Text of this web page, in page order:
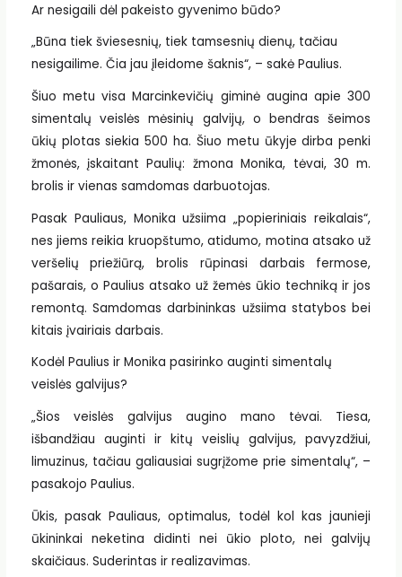
Ar nesigaili dėl pakeisto gyvenimo būdo?
„Būna tiek šviesesnių, tiek tamsesnių dienų, tačiau
nesigailime. Čia jau įleidome šaknis“, – sakė Paulius.
Šiuo metu visa Marcinkevičių giminė augina apie 300
simentalų veislės mėsinių galvijų, o bendras šeimos
ūkių plotas siekia 500 ha. Šiuo metu ūkyje dirba penki
žmonės, įskaitant Paulių: žmona Monika, tėvai, 30 m.
brolis ir vienas samdomas darbuotojas.
Pasak Pauliaus, Monika užsiima „popieriniais reikalais“,
nes jiems reikia kruopštumo, atidumo, motina atsako už
veršelių priežiūrą, brolis rūpinasi darbais fermose,
pašarais, o Paulius atsako už žemės ūkio techniką ir jos
remontą. Samdomas darbininkas užsiima statybos bei
kitais įvairiais darbais.
Kodėl Paulius ir Monika pasirinko auginti simentalų
veislės galvijus?
„Šios veislės galvijus augino mano tėvai. Tiesa,
išbandžiau auginti ir kitų veislių galvijus, pavyzdžiui,
limuzinus, tačiau galiausiai sugrįžome prie simentalų“, –
pasakojo Paulius.
Ūkis, pasak Pauliaus, optimalus, todėl kol kas jaunieji
ūkininkai neketina didinti nei ūkio ploto, nei galvijų
skaičiaus. Suderintas ir realizavimas.